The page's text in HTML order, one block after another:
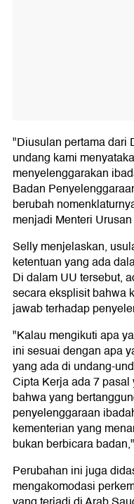
"Diusulan pertama dari
undang kami
menyelenggarakan
Badan
berubah
menjadi Menteri
Selly menjelaskan,
ketentuan yang ada
Di dalam UU tersebut,
secara eksplisit bahwa
jawab terhadap
"Kalau mengikuti apa
ini sesuai dengan apa
yang ada di undang-
Cipta Kerja ada 7
bahwa yang
penyelenggaraan
kementerian yang
bukan berbicara
Perubahan ini juga
mengakomodasi